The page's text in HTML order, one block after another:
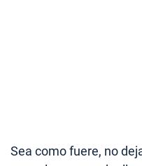
Sea como fuere, no